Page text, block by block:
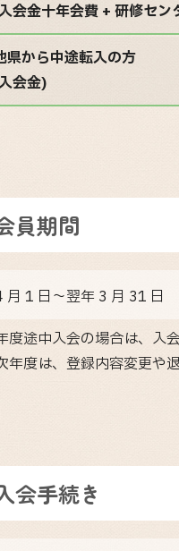
会金十年会費 + 研修セ
県から中途転入の方
会金)
員期間
月 1 日～翌年 3 月 31 日
度途中入会の場合は、入
年度は、登録内容変更や
会手続き